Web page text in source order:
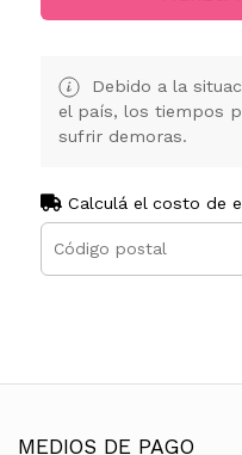
Debido a la
el país, los tiempos
sufrir demoras.
Calculá el costo de
MEDIOS DE PAGO